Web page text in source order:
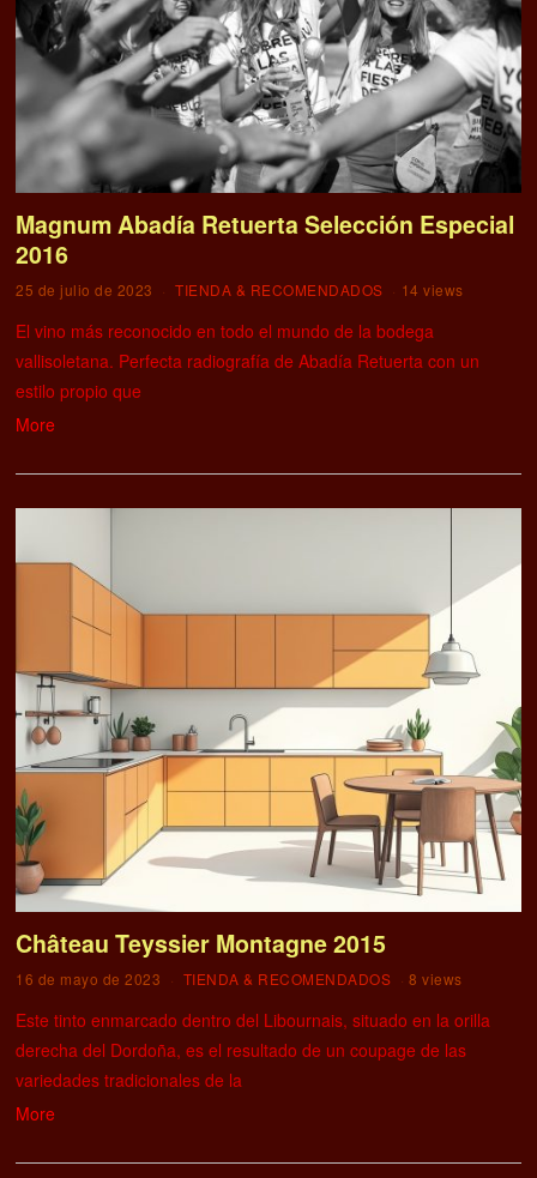
Magnum Abadía Retuerta Selección Especial
2016
25 de julio de 2023 TIENDA & RECOMENDADOS 14 views
El vino más reconocido en todo el mundo de la bodega
vallisoletana. Perfecta radiografía de Abadía Retuerta con un
estilo propio que
More
Château Teyssier Montagne 2015
16 de mayo de 2023 TIENDA & RECOMENDADOS 8 views
Este tinto enmarcado dentro del Libournais, situado en la orilla
derecha del Dordoña, es el resultado de un coupage de las
variedades tradicionales de la
More